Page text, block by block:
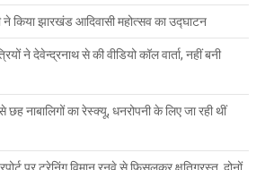
किया झारखंड आदिवासी महोत्सव का उद्घाटन
ने देवेन्द्रनाथ से की वीडियो कॉल वार्ता, नहीं बनी
छह नाबालिगों का रेस्क्यू, धनरोपनी के लिए जा रही थीं